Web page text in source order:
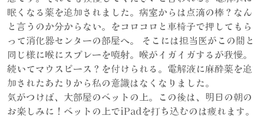
眠くなる薬を追加されました。病室からは点滴の棒？なん
と言うのか分からない。をコロコロと車椅子で押してもら
って消化器センターの部屋へ。 そこには担当医がこの間と
同じ様に喉にスプレーを噴射。喉がイガイガするが我慢。
続いてマウスピース？を付けられる。電解液に麻酔薬を追
加されたあたりから私の意識はなくなりました。
気がつけば、大部屋のベットの上。この後は、明日の朝の
お楽しみに！ベットの上でiPadを打ち込むのは疲れます。